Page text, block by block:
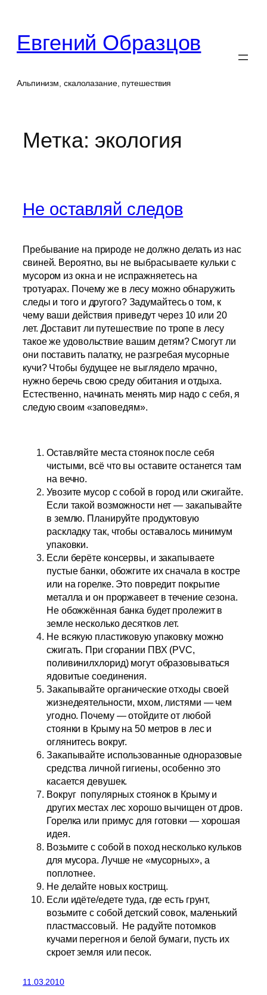
содержимому
Евгений Образцов
Альпинизм, скалолазание, путешествия
Метка: экология
Не оставляй следов
Пребывание на природе не должно делать из нас
свиней. Вероятно, вы не выбрасываете кульки с
мусором из окна и не испражняетесь на
тротуарах. Почему же в лесу можно обнаружить
следы и того и другого? Задумайтесь о том, к
чему ваши действия приведут через 10 или 20
лет. Доставит ли путешествие по тропе в лесу
такое же удовольствие вашим детям? Смогут ли
они поставить палатку, не разгребая мусорные
кучи? Чтобы будущее не выглядело мрачно,
нужно беречь свою среду обитания и отдыха.
Естественно, начинать менять мир надо с себя, я
следую своим «заповедям».
Оставляйте места стоянок после себя
чистыми, всё что вы оставите останется там
на вечно.
Увозите мусор с собой в город или сжигайте.
Если такой возможности нет — закапывайте
в землю. Планируйте продуктовую
раскладку так, чтобы оставалось минимум
упаковки.
Если берёте консервы, и закапываете
пустые банки, обожгите их сначала в костре
или на горелке. Это повредит покрытие
металла и он проржавеет в течение сезона.
Не обожжённая банка будет пролежит в
земле несколько десятков лет.
Не всякую пластиковую упаковку можно
сжигать. При сгорании ПВХ (PVC,
поливинилхлорид) могут образовываться
ядовитые соединения.
Закапывайте органические отходы своей
жизнедеятельности, мхом, листями — чем
угодно. Почему — отойдите от любой
стоянки в Крыму на 50 метров в лес и
оглянитесь вокруг.
Закапывайте использованные одноразовые
средства личной гигиены, особенно это
касается девушек.
Вокруг популярных стоянок в Крыму и
других местах лес хорошо вычищен от дров.
Горелка или примус для готовки — хорошая
идея.
Возьмите с собой в поход несколько кульков
для мусора. Лучше не «мусорных», а
поплотнее.
Не делайте новых кострищ.
Если идёте/едете туда, где есть грунт,
возьмите с собой детский совок, маленький
пластмассовый. Не радуйте потомков
кучами перегноя и белой бумаги, пусть их
скроет земля или песок.
11.03.2010